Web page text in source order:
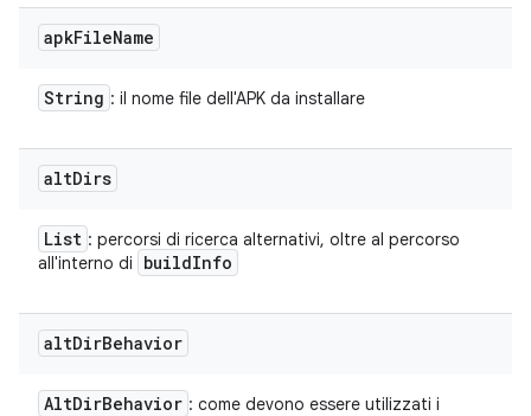
apkFileName
String : il nome file dell'APK da installare
altDirs
List : percorsi di ricerca alternativi, oltre al percorso
all'interno di
buildInfo
altDirBehavior
AltDirBehavior : come devono essere utilizzati i